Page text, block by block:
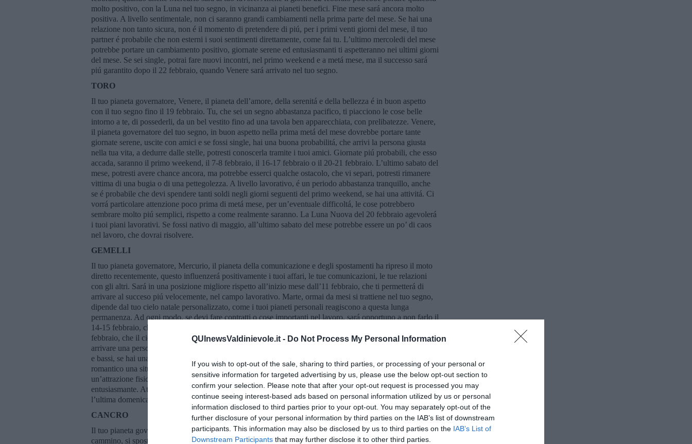
QUInewsValdinievole.it - Do Not Process My Personal Information
If you wish to opt-out of the sale, sharing to third parties, or processing of your personal or
sensitive information for targeted advertising by us, please use the below opt-out section to
confirm your selection. Please note that after your opt-out request is processed you may
continue seeing interest-based ads based on personal information utilized by us or personal
information disclosed to third parties prior to your opt-out. You may separately opt-out of the
further disclosure of your personal information by third parties on the IAB’s list of downstream
participants. This information may also be disclosed by us to third parties on the IAB’s List of
Downstream Participants that may further disclose it to other third parties.
molto positivo, con la Luna nel tuo segno, in vicinanza ai pianeti benefici. Fine mese sará ancora molto
positiva. A livello sentimentale, non ci saranno grandi cambiamenti nella prima parte del mese. Se hai una
relazione non tanto sicura, non é il momento di pretendere di piú, per i primi venti giorni del mese, il tuo
partner é probabile che non esterni i suoi sentimenti direttamente, come fai tu. L’ultimo mercoledi del mese
potrebbe portare un cambiamento positivo, giornate serene ed entusiasmanti ti aspetteranno nei ultimi giorni
del mese. Se sei single, potrai fare nuovi incontri, nel primo weekend e a metá mese, ma il successo sará
piú garantito dopo il 22 febbraio, quando Venere sará arrivato nel tuo segno.
TORO
Il tuo pianeta governatore, Venere, il pianeta dell’amore, della serenitá e della bellezza é in buon aspetto
con il tuo segno fino il 19 febbraio. Tu, che sei un segno abbastanza pacifico, ti piacciono le cose belle
intorno a te, di possederli, da un bel vestito fino ad una tavola ben apparecchiata, con prelibatezze. Venere,
il pianeta governatore del tuo segno, in buon aspetto nella prima metá del mese dovrebbe portare tante
giornate serene, uscite con amici e se fossi single, hai una buona probabilitá, che arrivi la persona giusta
nella tua vita, a dedurre dalle stelle, potresti conoscerla tramite i tuoi amici. Giornate piú probabili, che esso
accada, saranno il primo weekend, il 7-8 febbraio, il 16-17 febbraio o il 20-21 febbraio. L’ultimo sabato del
mese, potresti avere chance ancora, ma potrebbe esserci qualche ostacolo, che vi separi, potresti rimanere
vittima di una bugia o di una pettegolezza. A livello lavorativo, é un periodo abbastanza tranquillo, anche
se é probabile che devi spendere tanti soldi negli giorni seguenti del primo weekend, se hai una attivitá. Ci
vorrá particolare attenzione poco prima di metá mese, per un’eventuale difficoltá, le cose potrebbero
sembrare molto piú semplici, rispetto a come realmente saranno. La Luna Nuova del 20 febbraio agevolerá
i tuoi piani lavorativi. Se fossi nativo di maggio, all’ultimo sabato del mese potrebbe essere un po’ di caos
nel lavoro, che dovrai risolvere.
GEMELLI
Il tuo pianeta governatore, Mercurio, il pianeta della comunicazione e degli spostamenti ha ripreso il moto
diretto recentemente, questo influenzerá positivamente i tuoi affari, le tue comunicazioni, le tue relazioni
con gli altri. Sará in una posizione migliore rispetto all’inizio mese dall’11 febbraio, che ti permetterá di
arrivare al succeso piú velocemente, nel campo lavorativo. Marte, ormai da mesi si trattiene nel tuo segno,
dipende dal tuo cielo natale personalizzato, come i tuoi pianeti personali reagiscono a questa lunga
permanenza. Ad ogni modo, se devi fare contratti o cose importanti nel lavoro, sará opportuno a non farlo il
14-15 febbraio, che saranno giornate difficili, di facile inganno, bisognerebbe scegliere una data dopo il 18
febbraio, che il cielo sará migliorato notevolmente per te. Il 22 febbraio sará una giornata positiva, potrebbe
arrivare una persona, che sará in aiuto nel tuo lavoro. A livello sentimentale, inizio mese sará un po’ tra alti
e bassi, se hai una relazione, poco prima di metá mese ti potresti cadere nel valutare in modo troppo
romantico una situazione, arriveranno giornate piú sereni dal terzo weekend del mese. Se sei single,
un’attrazione fisica potresti percepire per una persona il primo sabato del mese, il secondo weekend sará
entusiasmante. Attenzione intorno a metá mese, per troppo coinvolgimento in qualcosa. Il 22-23 febbraio e
l’ultima domenica del mese promettono bene per una conoscenza influente.
CANCRO
Il tuo pianeta governatore é la Luna, sei molto ricettivo, intuitivo ed empatico, la Luna é di veloce
cammino, si sposta circa ogni due giorni e mezzo in un altro segno, spesso sará in buon aspetto con il tuo